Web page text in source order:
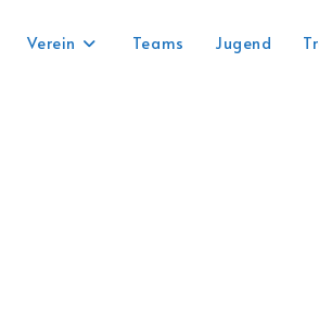
Verein Teams Jugend